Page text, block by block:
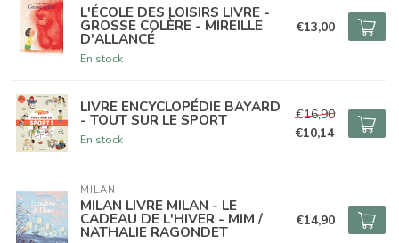
L'ÉCOLE DES LOISIRS LIVRE -
GROSSE COLÈRE - MIREILLE
D'ALLANCÉ
En stock
€13,00
LIVRE ENCYCLOPÉDIE BAYARD
- TOUT SUR LE SPORT
En stock
€16,90
€10,14
MILAN
MILAN LIVRE MILAN - LE
CADEAU DE L'HIVER - MIM /
NATHALIE RAGONDET
€14,90